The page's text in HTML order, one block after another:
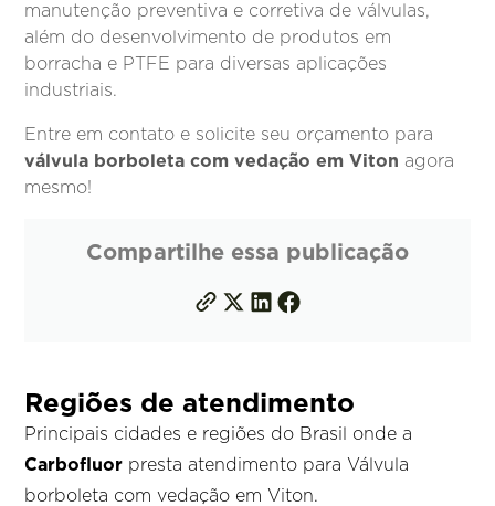
manutenção preventiva e corretiva de válvulas,
além do desenvolvimento de produtos em
borracha e PTFE para diversas aplicações
industriais.
Entre em contato e solicite seu orçamento para
válvula borboleta com vedação em Viton agora
mesmo!
Compartilhe essa publicação
Regiões de atendimento
Principais cidades e regiões do Brasil onde a
Carbofluor presta atendimento para Válvula
borboleta com vedação em Viton.